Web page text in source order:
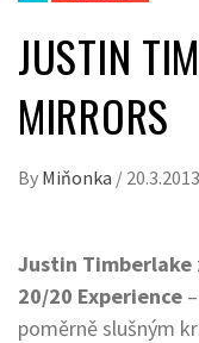
JUSTIN
MIRRORS
By Miňonka / 20.3.2013
Justin Timberlake
20/20 Experience –
poměrně slušným